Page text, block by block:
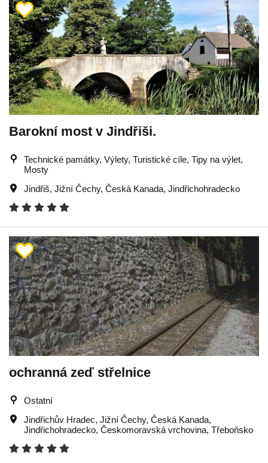
Barokní most v Jindřiši.
Technické památky, Výlety, Turistické cíle, Tipy na výlet,
Mosty
Jindřiš, Jižní Čechy, Česká Kanada, Jindřichohradecko
ochranná zeď střelnice
Ostatní
Jindřichův Hradec, Jižní Čechy, Česká Kanada,
Jindřichohradecko, Českomoravská vrchovina, Třeboňsko